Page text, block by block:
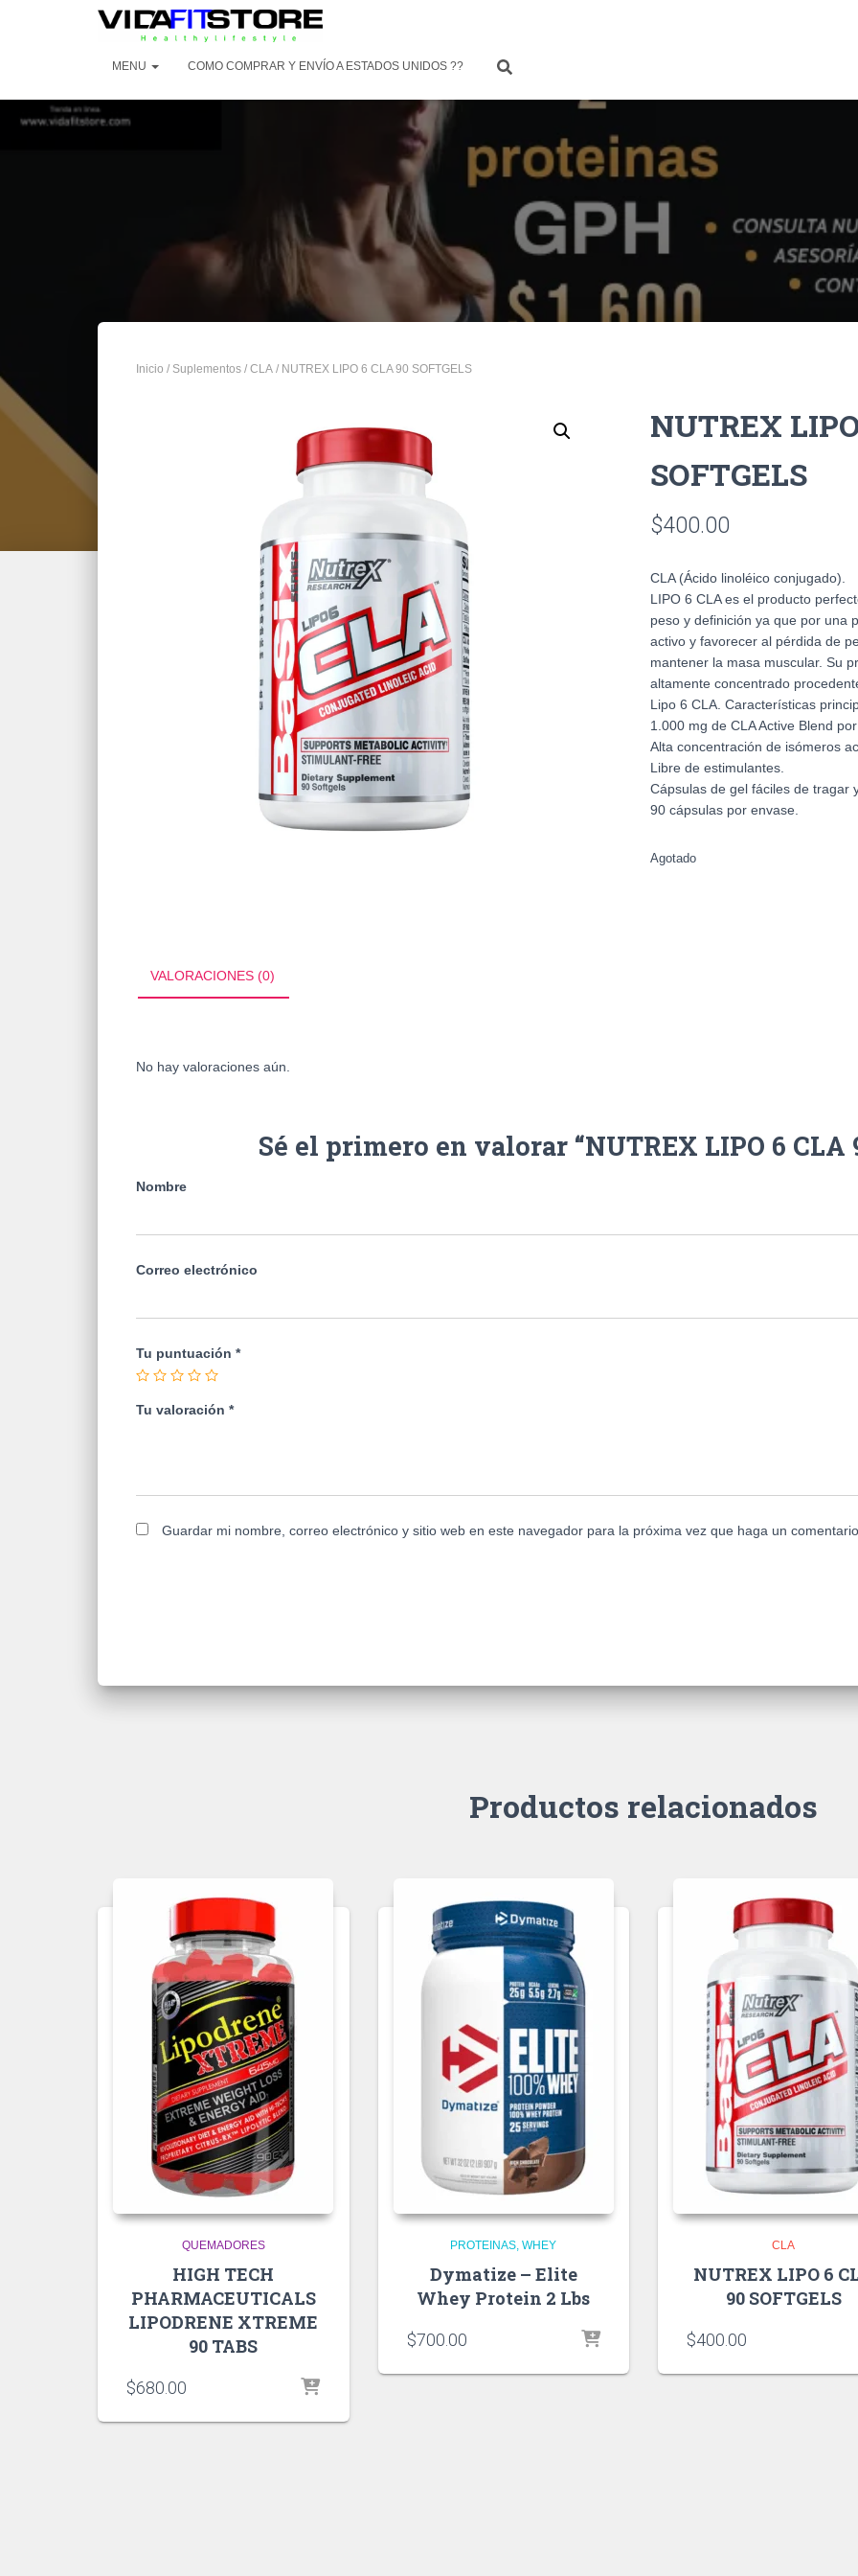
MENU COMO COMPRAR Y ENVÍO A ESTADOS UNIDOS ??
Inicio / Suplementos / CLA / NUTREX LIPO 6 CLA 90 SOFTGELS
NUTREX
SOFTGELS
$400.00
CLA (Ácido linoléico conjugado).
LIPO 6 CLA es el producto
peso y definición ya que por una
activo y favorecer al pérdida de
mantener la masa muscular. Su
altamente concentrado
Lipo 6 CLA. Características
1.000 mg de CLA Active Blend
Alta concentración de isómeros
Libre de estimulantes.
Cápsulas de gel fáciles de tragar
90 cápsulas por envase.
Agotado
VALORACIONES (0)
No hay valoraciones aún.
Sé el primero en valorar “NUTREX LIPO 6 CLA
Nombre
Correo electrónico
Tu puntuación *
Tu valoración *
Guardar mi nombre, correo electrónico y sitio web en este navegador para la próxima vez que haga un
Productos relacionados
QUEMADORES
HIGH TECH
PHARMACEUTICALS
LIPODRENE XTREME
90 TABS
$680.00
PROTEINAS WHEY
Dymatize – Elite
Whey Protein 2 Lbs
$700.00
CLA
NUTREX LIPO 6
90 SOFTGELS
$400.00